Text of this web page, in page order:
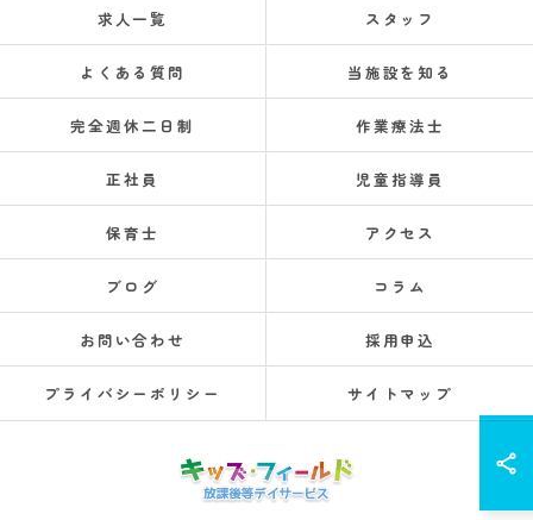
求人一覧 スタッフ
よくある質問 当施設を知る
完全週休二日制 作業療法士
正社員 児童指導員
保育士 アクセス
ブログ コラム
お問い合わせ 採用申込
プライバシーポリシー サイトマップ